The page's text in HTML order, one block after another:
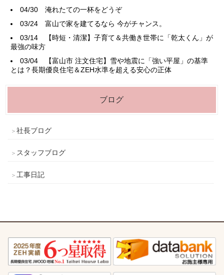
04/30淹れたての一杯をどうぞ
03/24富山で家を建てるなら 今がチャンス。
03/14
【時短・清潔】子育て＆共働き世帯に「乾太くん」が
最強の味方
03/04
【富山市 注文住宅】雪や地震に「強い平屋」の基準
とは？長期優良住宅＆ZEH水準を超える安心の正体
ブログ
社長ブログ
スタッフブログ
工事日記